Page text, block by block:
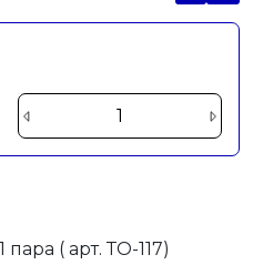
( арт. ТО-117)